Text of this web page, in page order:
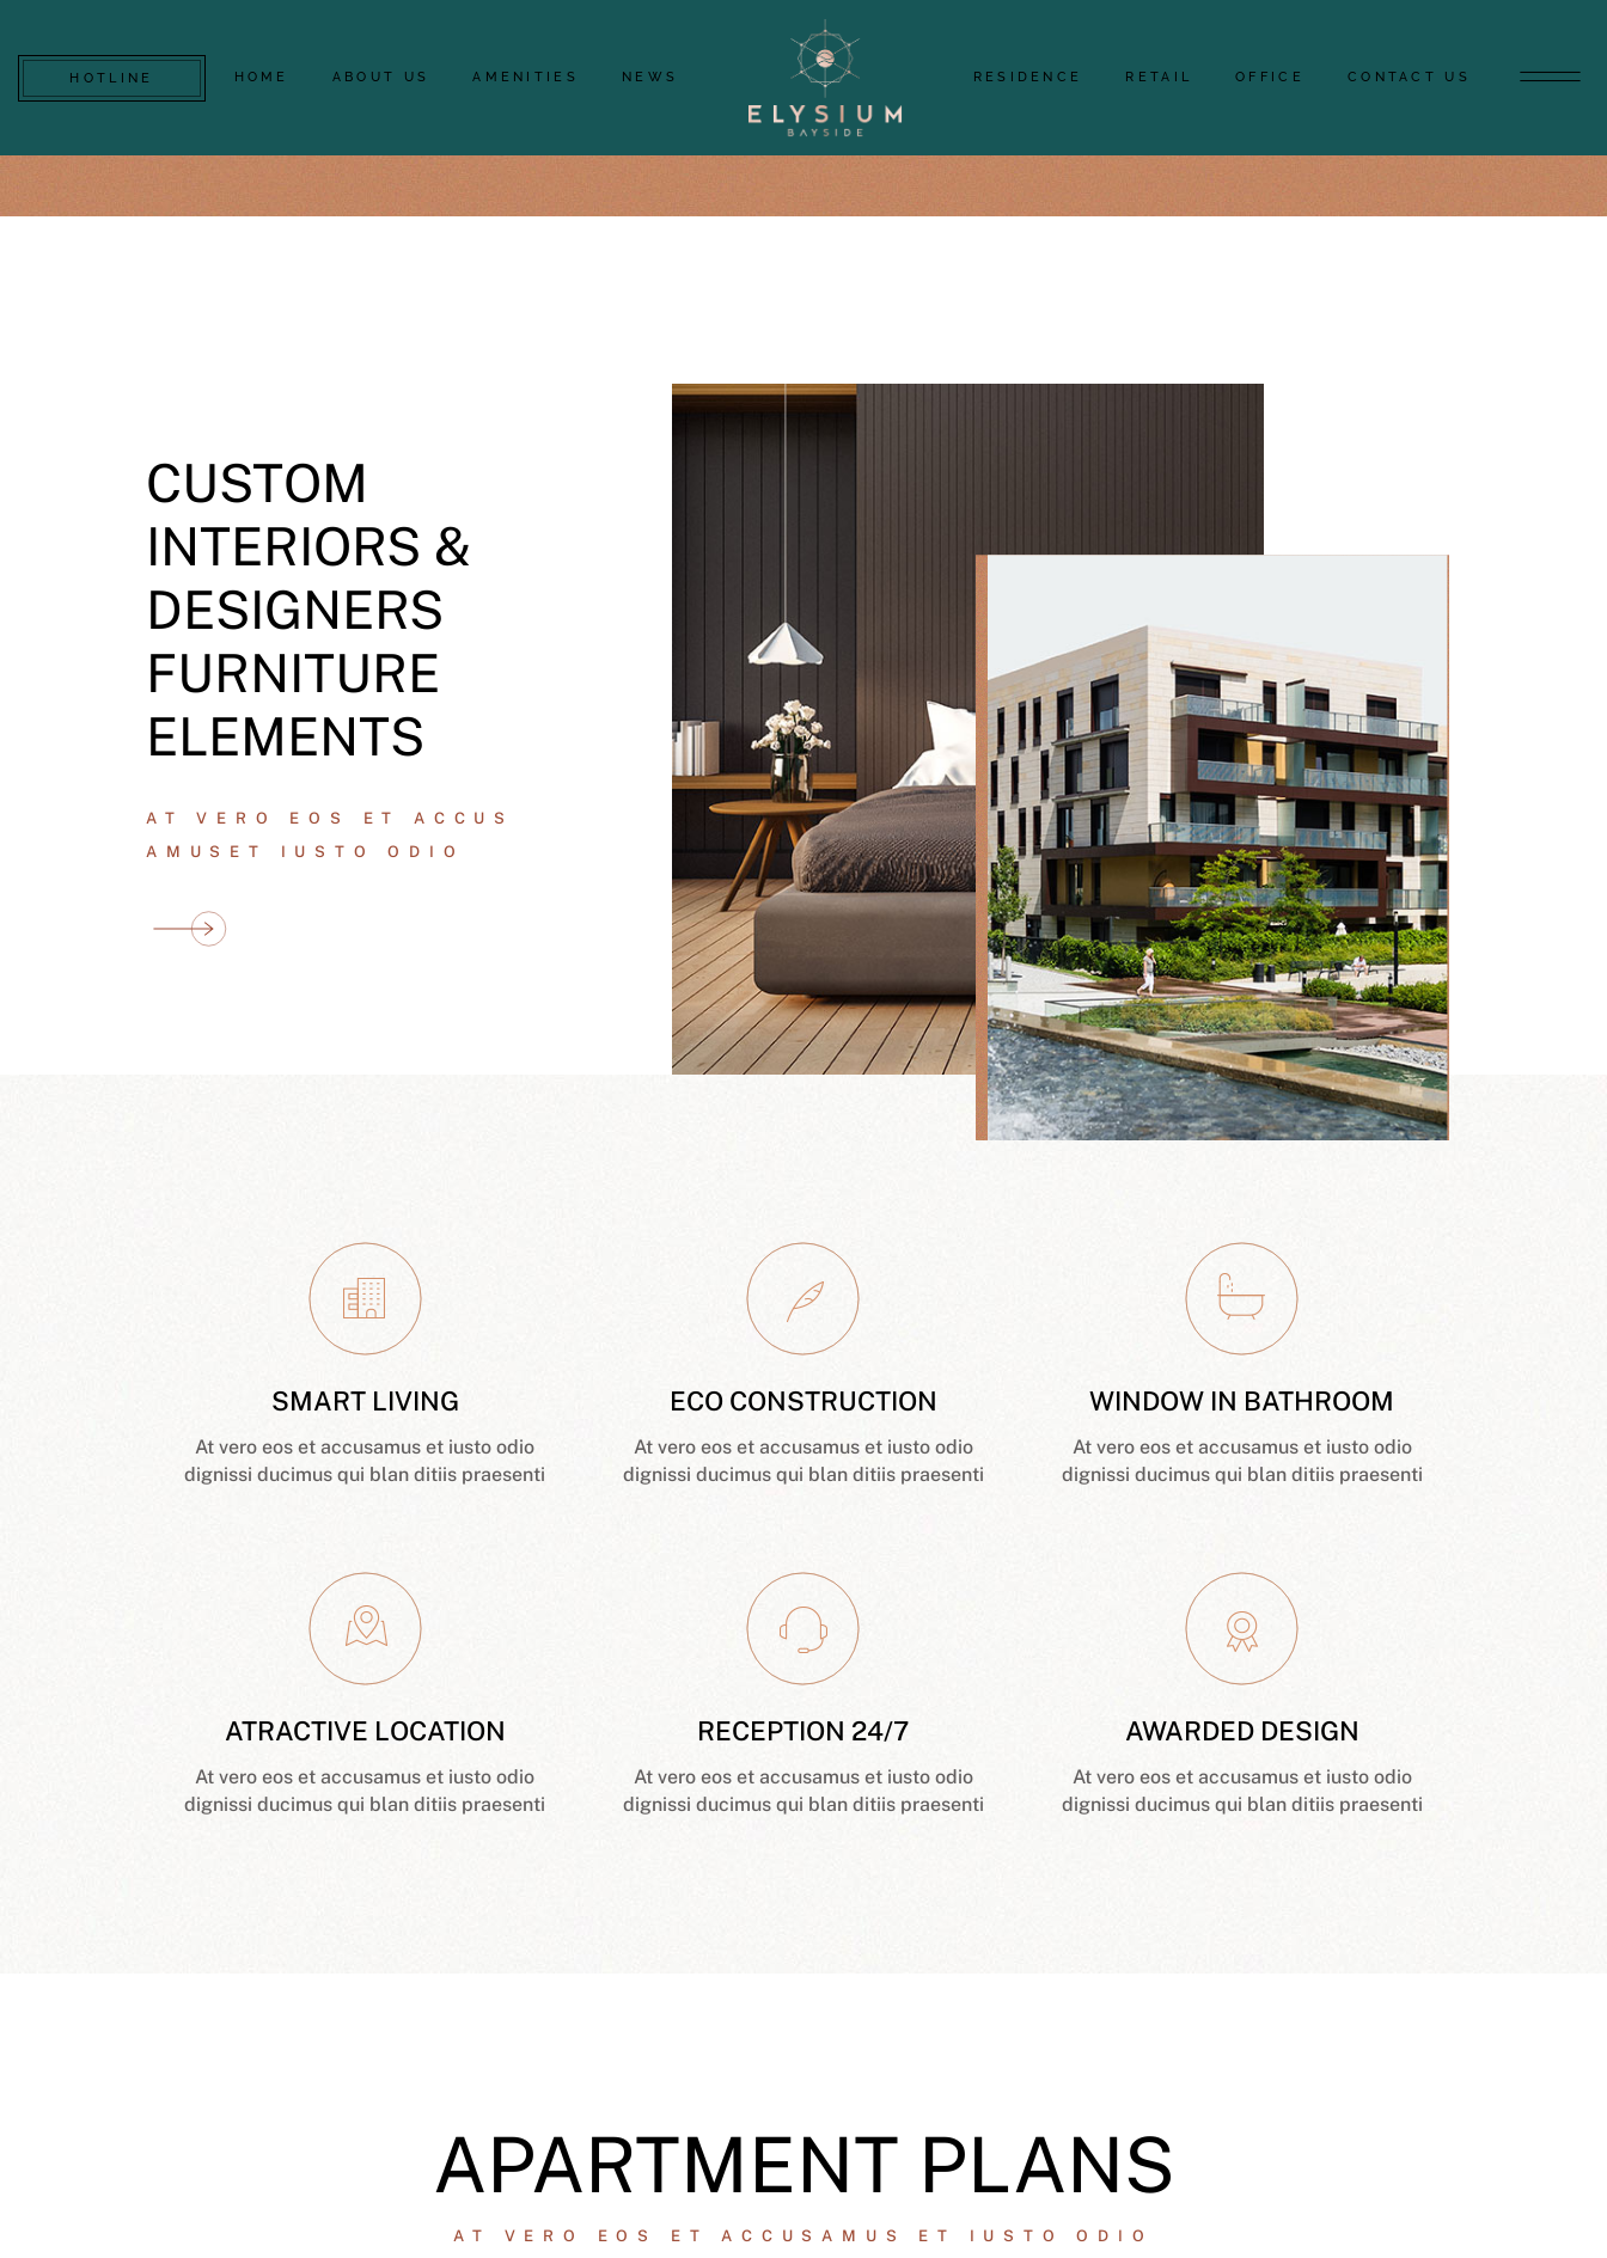
HOTLINE HOME ABOUT US AMENITIES NEWS RESIDENCE RETAIL OFFICE CONTACT US
2
ENTRANCE 121 2 2 3ROOMS 2 2 4
CUSTOM
INTERIORS &
DESIGNERS
FURNITURE
ELEMENTS
AT VERO EOS ET ACCUS
AMUSET IUSTO ODIO
SMART LIVING
At vero eos et accusamus et iusto odio
dignissi ducimus qui blan ditiis praesenti
ECO CONSTRUCTION
At vero eos et accusamus et iusto odio
dignissi ducimus qui blan ditiis praesenti
WINDOW IN BATHROOM
At vero eos et accusamus et iusto odio
dignissi ducimus qui blan ditiis praesenti
ATRACTIVE LOCATION
At vero eos et accusamus et iusto odio
dignissi ducimus qui blan ditiis praesenti
RECEPTION 24/7
At vero eos et accusamus et iusto odio
dignissi ducimus qui blan ditiis praesenti
AWARDED DESIGN
At vero eos et accusamus et iusto odio
dignissi ducimus qui blan ditiis praesenti
APARTMENT PLANS
AT VERO EOS ET ACCUSAMUS ET IUSTO ODIO